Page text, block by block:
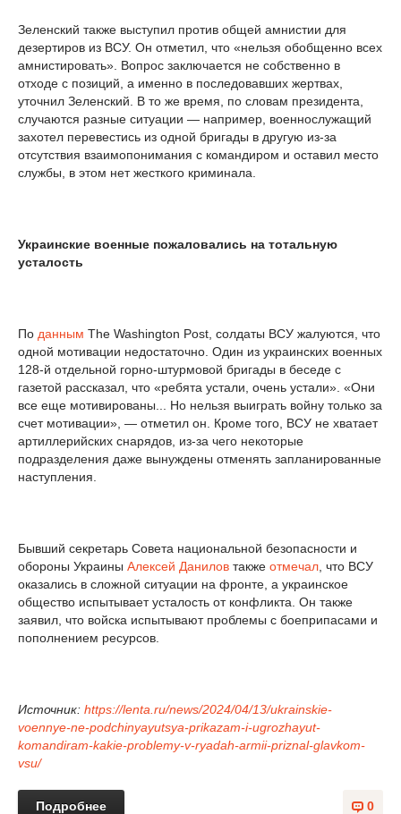
Зеленский также выступил против общей амнистии для
дезертиров из ВСУ. Он отметил, что «нельзя обобщенно всех
амнистировать». Вопрос заключается не собственно в
отходе с позиций, а именно в последовавших жертвах,
уточнил Зеленский. В то же время, по словам президента,
случаются разные ситуации — например, военнослужащий
захотел перевестись из одной бригады в другую из-за
отсутствия взаимопонимания с командиром и оставил место
службы, в этом нет жесткого криминала.
Украинские военные пожаловались на тотальную
усталость
По данным The Washington Post, солдаты ВСУ жалуются, что
одной мотивации недостаточно. Один из украинских военных
128-й отдельной горно-штурмовой бригады в беседе с
газетой рассказал, что «ребята устали, очень устали». «Они
все еще мотивированы... Но нельзя выиграть войну только за
счет мотивации», — отметил он. Кроме того, ВСУ не хватает
артиллерийских снарядов, из-за чего некоторые
подразделения даже вынуждены отменять запланированные
наступления.
Бывший секретарь Совета национальной безопасности и
обороны Украины Алексей Данилов также отмечал , что ВСУ
оказались в сложной ситуации на фронте, а украинское
общество испытывает усталость от конфликта. Он также
заявил, что войска испытывают проблемы с боеприпасами и
пополнением ресурсов.
Источник: https://lenta.ru/news/2024/04/13/ukrainskie-
voennye-ne-podchinyayutsya-prikazam-i-ugrozhayut-
komandiram-kakie-problemy-v-ryadah-armii-priznal-glavkom-
vsu/
0
Подробнее